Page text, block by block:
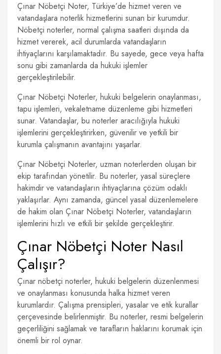
Çınar Nöbetçi Noter, Türkiye’de hizmet veren ve
vatandaşlara noterlik hizmetlerini sunan bir kurumdur.
Nöbetçi noterler, normal çalışma saatleri dışında da
hizmet vererek, acil durumlarda vatandaşların
ihtiyaçlarını karşılamaktadır. Bu sayede, gece veya hafta
sonu gibi zamanlarda da hukuki işlemler
gerçekleştirilebilir.
Çınar Nöbetçi Noterler, hukuki belgelerin onaylanması,
tapu işlemleri, vekaletname düzenleme gibi hizmetleri
sunar. Vatandaşlar, bu noterler aracılığıyla hukuki
işlemlerini gerçekleştirirken, güvenilir ve yetkili bir
kurumla çalışmanın avantajını yaşarlar.
Çınar Nöbetçi Noterler, uzman noterlerden oluşan bir
ekip tarafından yönetilir. Bu noterler, yasal süreçlere
hakimdir ve vatandaşların ihtiyaçlarına çözüm odaklı
yaklaşırlar. Aynı zamanda, güncel yasal düzenlemelere
de hakim olan Çınar Nöbetçi Noterler, vatandaşların
işlemlerini hızlı ve etkili bir şekilde gerçekleştirir.
Çınar Nöbetçi Noter Nasıl
Çalışır?
Çınar nöbetçi noterler, hukuki belgelerin düzenlenmesi
ve onaylanması konusunda halka hizmet veren
kurumlardır. Çalışma prensipleri, yasalar ve etik kurallar
çerçevesinde belirlenmiştir. Bu noterler, resmi belgelerin
geçerliliğini sağlamak ve tarafların haklarını korumak için
önemli bir rol oynar.